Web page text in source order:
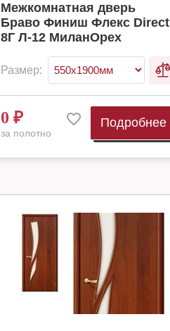
Межкомнатная дверь
Браво Финиш Флекс Direct
8Г Л-12 МиланОрех
Размер:
0 ₽
за полотно
Подробнее